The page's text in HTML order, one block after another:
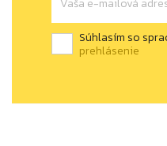
Súhlasím so
prehlásenie